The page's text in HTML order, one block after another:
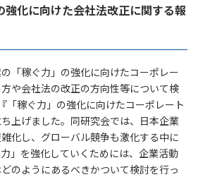
強化に向けた会社法改正に関する報
「稼ぐ力」の強化に向けたコーポレー
や会社法の改正の方向性等について検
「稼ぐ力」の強化に向けたコーポレート
上げました。同研究会では、日本企業
化し、グローバル競争も激化する中に
」を強化していくためには、企業活動
のようにあるべきかついて検討を行っ